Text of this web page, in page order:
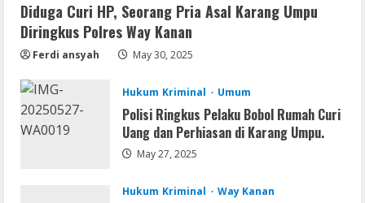
Img
Office 2019 LTSC Professional Plus
Debloated Tоrrеnt
Resettools
Nik Collection (by DxO) Portable [no
Virus] (x64) Reddit
Diduga Curi HP, Seorang Pria Asal Karang Umpu
Diringkus Polres Way Kanan
Ferdi ansyah May 30, 2025
Hukum Kriminal Umum
Polisi Ringkus Pelaku Bobol Rumah Curi
Uang dan Perhiasan di Karang Umpu.
May 27, 2025
Hukum Kriminal Way Kanan